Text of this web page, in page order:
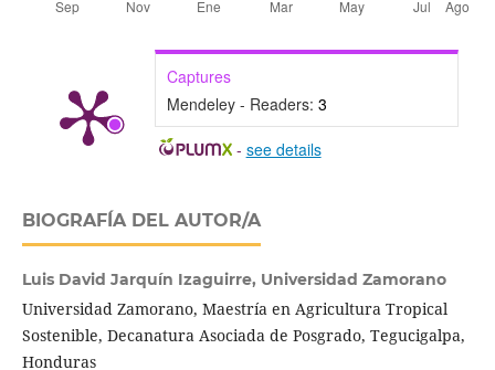
Captures
Mendeley - Readers: 3
- see details
BIOGRAFÍA DEL AUTOR/A
Luis David Jarquín Izaguirre, Universidad Zamorano
Universidad Zamorano, Maestría en Agricultura Tropical
Sostenible, Decanatura Asociada de Posgrado, Tegucigalpa,
Honduras